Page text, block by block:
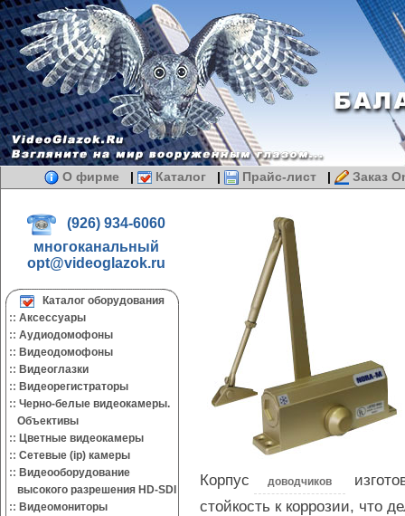
О фирме | Каталог | Прайс-лист | Заказ
(926) 934-6060
многоканальный
opt@videoglazok.ru
Каталог оборудования
:: Аксессуары
:: Аудиодомофоны
:: Видеодомофоны
:: Видеоглазки
:: Видеорегистраторы
:: Черно-белые видеокамеры.
Объективы
:: Цветные видеокамеры
:: Сетевые (ip) камеры
:: Видеооборудование
высокого разрешения HD-SDI
:: Видеомониторы
Корпус доводчиков
стойкость к коррозии, что